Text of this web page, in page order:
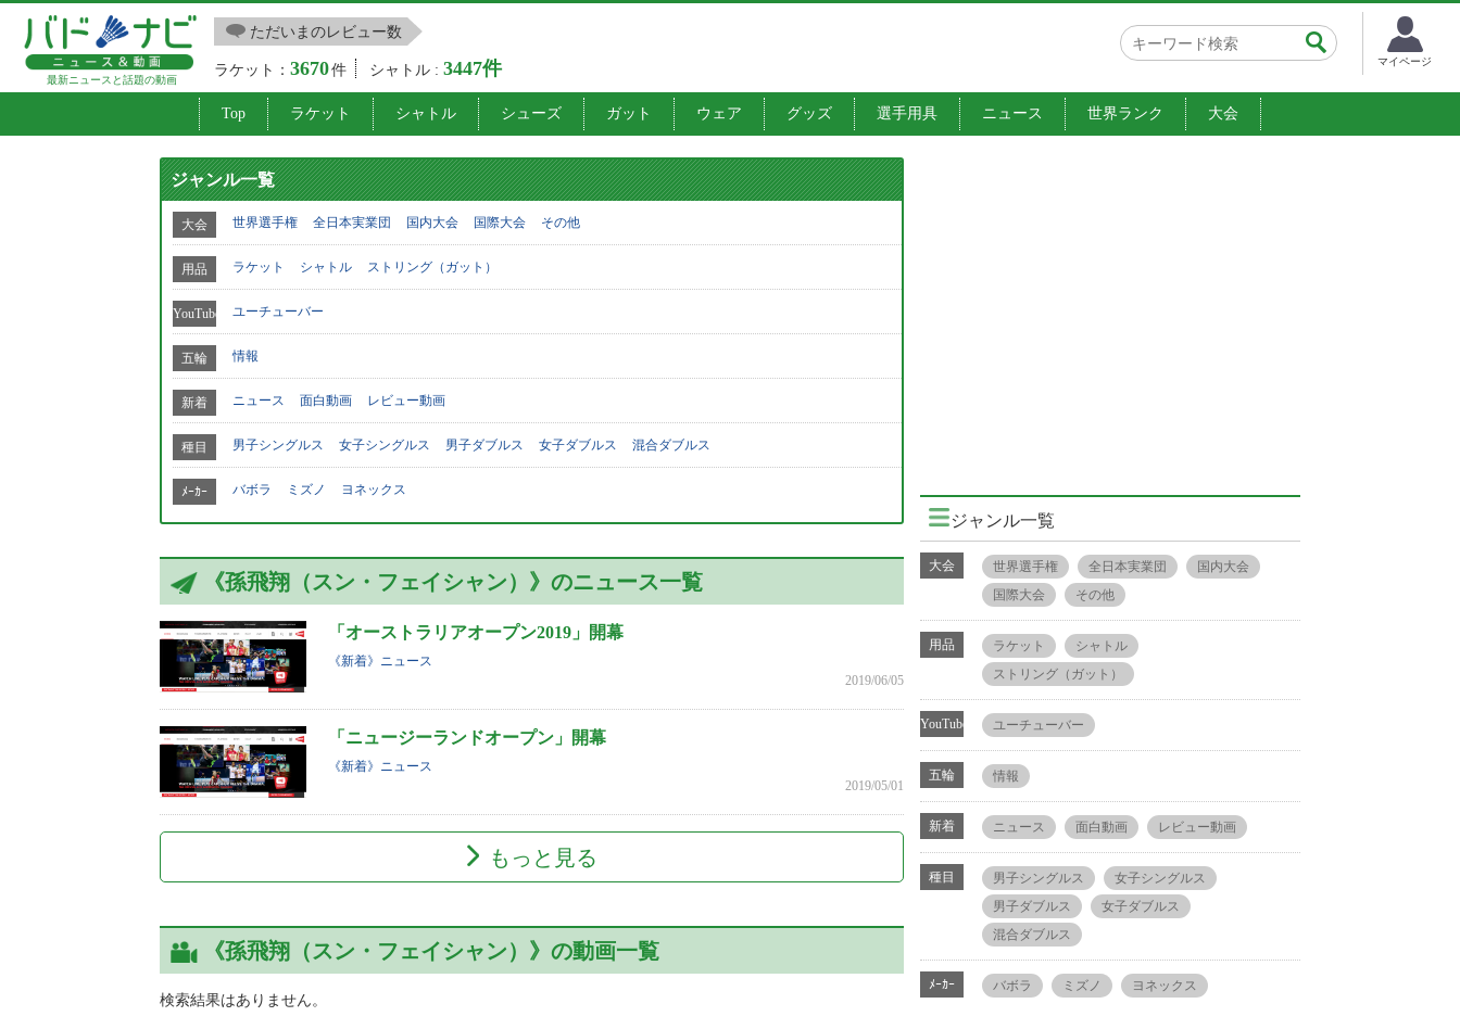
最新ニュースと話題の動画
ただいまのレビュー数
ラケット：3670件 シャトル :3447件 マイページ
Top ラケット シャトル シューズ ガット ウェア グッズ 選手用具 ニュース 世界ランク 大会
ジャンル一覧
大会 世界選手権 全日本実業団 国内大会 国際大会 その他
用品 ラケット シャトル ストリング（ガット）
YouTube ユーチューバー
五輪 情報
新着 ニュース 面白動画 レビュー動画
種目 男子シングルス 女子シングルス 男子ダブルス 女子ダブルス 混合ダブルス
ﾒｰｶｰ バボラ ミズノ ヨネックス
《孫飛翔（スン・フェイシャン）》のニュース一覧
「オーストラリアオープン2019」開幕
《新着》ニュース
2019/06/05
「ニュージーランドオープン」開幕
《新着》ニュース
2019/05/01
もっと見る
《孫飛翔（スン・フェイシャン）》の動画一覧
検索結果はありません。
ジャンル一覧
大会 世界選手権 全日本実業団
国内大会
国際大会
その他
用品 ラケット
シャトル
ストリング（ガット）
YouTube ユーチューバー
五輪 情報
新着 ニュース 面白動画 レビュー動画
種目 男子シングルス
女子シングルス
男子ダブルス
女子ダブルス
混合ダブルス
ﾒｰｶｰ バボラ ミズノ ヨネックス